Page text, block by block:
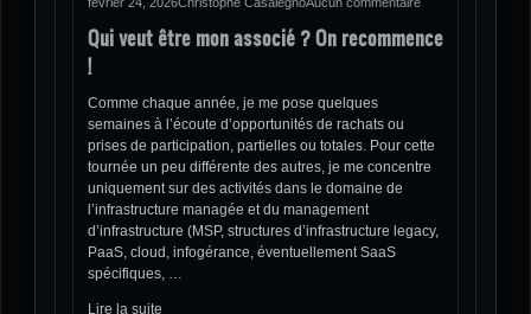
février 24, 2026Christophe CasalegnoAucun commentaire
Qui veut être mon associé ? On recommence
!
Comme chaque année, je me pose quelques
semaines à l’écoute d’opportunités de rachats ou
prises de participation, partielles ou totales. Pour cette
tournée un peu différente des autres, je me concentre
uniquement sur des activités dans le domaine de
l’infrastructure managée et du management
d’infrastructure (MSP, structures d’infrastructure legacy,
PaaS, cloud, infogérance, éventuellement SaaS
spécifiques, …
Lire la suite